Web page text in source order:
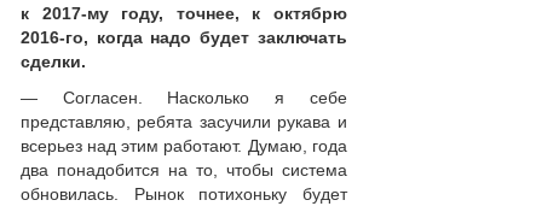
к 2017-му году, точнее, к октябрю
2016-го, когда надо будет заключать
сделки.
— Согласен. Насколько я себе
представляю, ребята засучили рукава и
всерьез над этим работают. Думаю, года
два понадобится на то, чтобы система
обновилась. Рынок потихоньку будет